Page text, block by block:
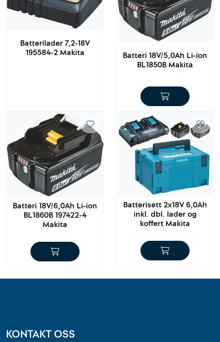
Batterilader 7,2-18V
195584-2 Makita
Batteri 18V/5,0Ah Li-ion
BL1850B Makita
Batteri 18V/6,0Ah Li-ion
BL1860B 197422-4
Makita
Batterisett 2x18V 6,0Ah
inkl. dbl. lader og
koffert Makita
KONTAKT OSS